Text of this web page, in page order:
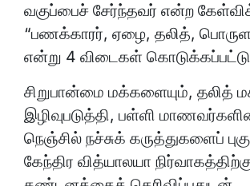
வகுப்பைச் சேர்ந்தவர் என்ற
“பணக்காரர், ஏழை, தலித்,
என்று 4 விடைகள்
சிறுபான்மை மக்களையும், தலித்
இழிவுபடுத்தி, பள்ளி
நெஞ்சில் நச்சுக் கருத்துகளைப்
கேந்திர வித்யாலயா